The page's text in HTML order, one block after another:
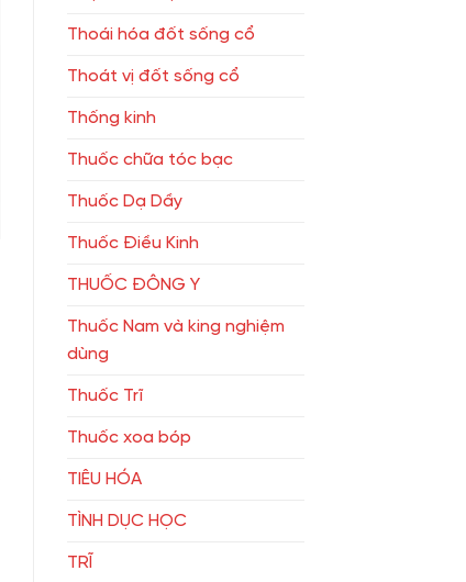
Thoái hóa đốt sống cổ
Thoát vị đốt sống cổ
Thống kinh
Thuốc chữa tóc bạc
Thuốc Dạ Dầy
Thuốc Điều Kinh
THUỐC ĐÔNG Y
Thuốc Nam và king nghiệm
dùng
Thuốc Trĩ
Thuốc xoa bóp
TIÊU HÓA
TÌNH DỤC HỌC
TRĨ